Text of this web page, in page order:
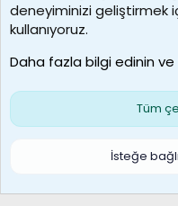
borabekirogluu
Son üye
Çerezler
deneyiminizi geliştirmek
kullanıyoruz.
Daha fazla bilgi edinin ve
Tüm
İsteğe